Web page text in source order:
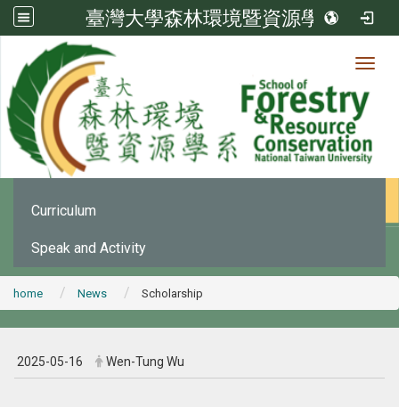
臺灣大學森林環境暨資源學系
News
Office Announcement
Curriculum
Speak and Activity
home News Scholarship
2025-05-16 Wen-Tung Wu